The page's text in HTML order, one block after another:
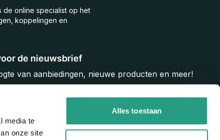
media te
onze site
Alles toestaan
de nieuwsbrief
van aanbiedingen, nieuwe producten en meer!
de online specialist op het
koppelingen en